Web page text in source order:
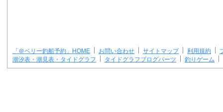
「＠ベリー釣船予約」HOME お問い合わせ サイトマップ 利用規約
潮汐表・潮見表・タイドグラフ
タイドグラフブログパーツ 釣りゲーム